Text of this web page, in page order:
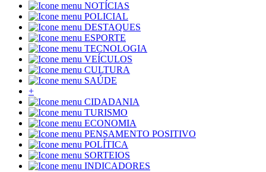
NOTÍCIAS
POLICIAL
DESTAQUES
ESPORTE
TECNOLOGIA
VEÍCULOS
CULTURA
SAÚDE
+
CIDADANIA
TURISMO
ECONOMIA
PENSAMENTO POSITIVO
POLÍTICA
SORTEIOS
INDICADORES